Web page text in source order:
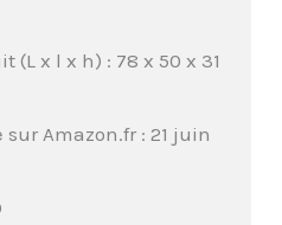
(L x l x h) : 78 x 50 x 31
Amazon.fr : 21 juin